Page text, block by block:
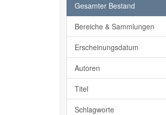
Gesamter Bestand
Bereiche & Sammlungen
Erscheinungsdatum
Autoren
Titel
Schlagworte